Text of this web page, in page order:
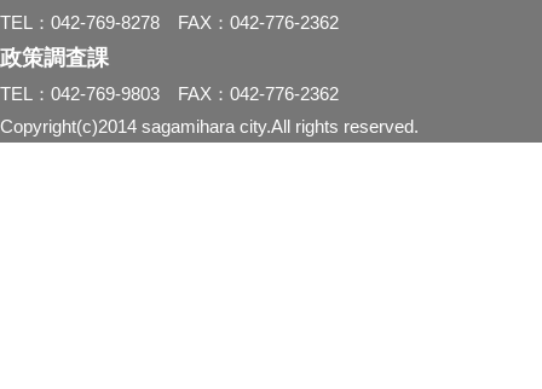
TEL：042-769-8278 FAX：042-776-2362
政策調査課
TEL：042-769-9803 FAX：042-776-2362
Copyright(c)2014 sagamihara city.All rights reserved.